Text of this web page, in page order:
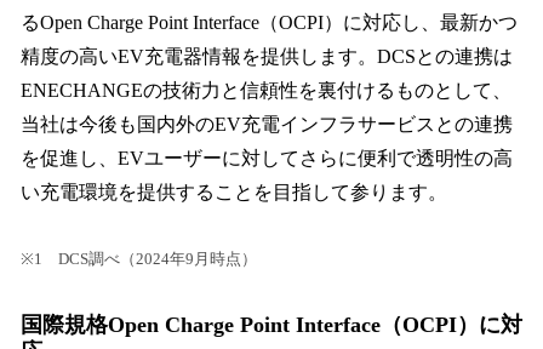
るOpen Charge Point Interface（OCPI）に対応し、最新かつ
精度の高いEV充電器情報を提供します。DCSとの連携は
ENECHANGEの技術力と信頼性を裏付けるものとして、
当社は今後も国内外のEV充電インフラサービスとの連携
を促進し、EVユーザーに対してさらに便利で透明性の高
い充電環境を提供することを目指して参ります。
※1 DCS調べ（2024年9月時点）
国際規格Open Charge Point Interface（OCPI）に対